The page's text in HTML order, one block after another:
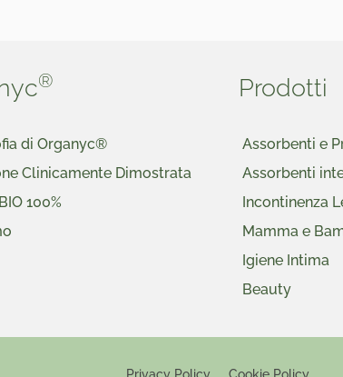
®
di Organyc®
Clinicamente Dimostrata
100%
Prodotti
Assorbenti e
Assorbenti
Incontinenza
Mamma e
Igiene Intima
Beauty